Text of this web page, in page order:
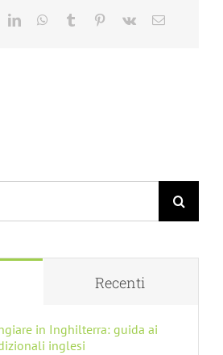
LinkedInWhatsApp
Tumblr Pinterest
Vk Email
Recenti
in Inghilterra: guida ai
inglesi